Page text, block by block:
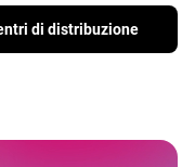
di distribuzione